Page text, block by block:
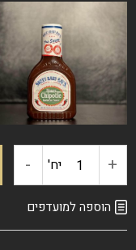
ברביקיו
בטעם
דבש
+ כמות
של
יח' -
הוספה למועדפים